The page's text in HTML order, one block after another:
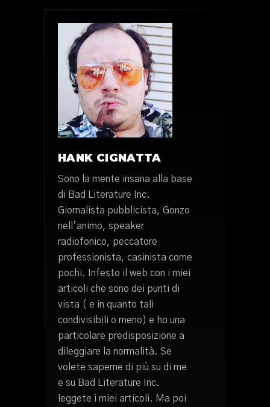
HANK CIGNATTA
Sono la mente insana alla base
di Bad Literature Inc.
Giornalista pubblicista, Gonzo
nell’animo, speaker
radiofonico, peccatore
professionista, casinista come
pochi. Infesto il web con i miei
articoli che sono dei punti di
vista ( e in quanto tali
condivisibili o meno) e ho una
particolare predisposizione a
dileggiare la normalità. Se
volete saperne di più su di me
e su Bad Literature Inc.
leggete i miei articoli. Ma poi